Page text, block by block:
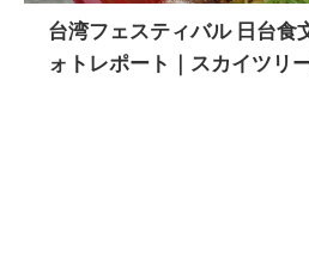
台湾フェスティバル 日台食
ォトレポート｜スカイツリ